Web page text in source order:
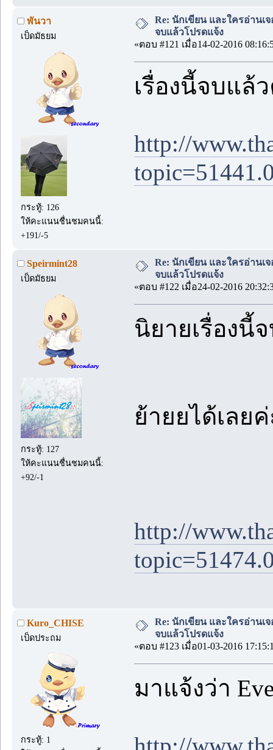
พันวา
เป็ดมัธยม
กระทู้: 126
ให้คะแนนชื่นชมคนนี้:
+191/-5
Re: นักเขียน และใครอ่านเ
จบแล้วโปรดแจ้ง
«ตอบ #121 เมื่อ14-02-2016
เรื่องนี้จบแล้
http://
Speirmint28
เป็ดมัธยม
กระทู้: 127
ให้คะแนนชื่นชมคนนี้:
+92/-1
Re: นักเขียน และใครอ่านเ
จบแล้วโปรดแจ้ง
«ตอบ #122 เมื่อ24-02-2016
นิยายเรื่องนี้
ย้ายยได้เล
http://
Kuro_CHISE
เป็ดประถม
กระทู้: 1
Re: นักเขียน และใครอ่านเ
จบแล้วโปรดแจ้ง
«ตอบ #123 เมื่อ01-03-2016
มาแจ้งว่า